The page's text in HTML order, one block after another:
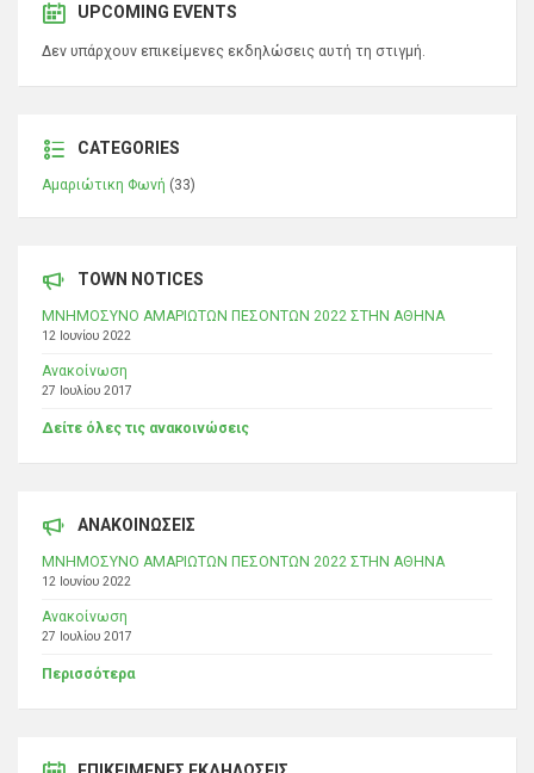
UPCOMING EVENTS
Δεν υπάρχουν επικείμενες εκδηλώσεις αυτή τη στιγμή.
CATEGORIES
Αμαριώτικη Φωνή (33)
TOWN NOTICES
ΜΝΗΜΟΣΥΝΟ ΑΜΑΡΙΩΤΩΝ ΠΕΣΟΝΤΩΝ 2022 ΣΤΗΝ ΑΘΗΝΑ
12 Ιουνίου 2022
Ανακοίνωση
27 Ιουλίου 2017
Δείτε όλες τις ανακοινώσεις
ΑΝΑΚΟΙΝΩΣΕΙΣ
ΜΝΗΜΟΣΥΝΟ ΑΜΑΡΙΩΤΩΝ ΠΕΣΟΝΤΩΝ 2022 ΣΤΗΝ ΑΘΗΝΑ
12 Ιουνίου 2022
Ανακοίνωση
27 Ιουλίου 2017
Περισσότερα